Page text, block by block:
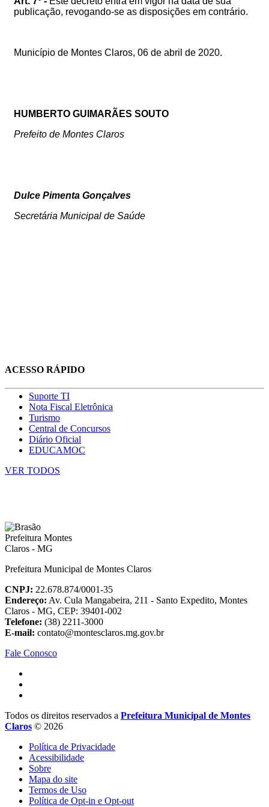
publicação, revogando-se as disposições em contrário.
Município de Montes Claros, 06 de abril de 2020.
HUMBERTO GUIMARÃES SOUTO
Prefeito de Montes Claros
Dulce Pimenta Gonçalves
Secretária Municipal de Saúde
ACESSO RÁPIDO
Suporte TI
Nota Fiscal Eletrônica
Turismo
Central de Concursos
Diário Oficial
EDUCAMOC
VER TODOS
Prefeitura Municipal de Montes Claros
CNPJ: 22.678.874/0001-35
Endereço: Av. Cula Mangabeira, 211 - Santo Expedito, Montes
Claros - MG, CEP: 39401-002
Telefone: (38) 2211-3000
E-mail: contato@montesclaros.mg.gov.br
Fale Conosco
Todos os direitos reservados a Prefeitura Municipal de Montes
Claros © 2026
Política de Privacidade
Acessibilidade
Sobre
Mapa do site
Termos de Uso
Política de Opt-in e Opt-out